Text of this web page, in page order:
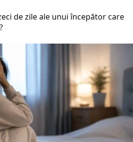
de zile ale unui începător care